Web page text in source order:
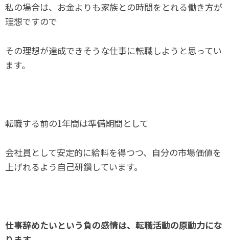
私の場合は、お金よりも家族との時間をとれる働き方が
理想ですので
その理想が達成できそうな仕事に転職しようと思ってい
ます。
転職する前の1年間は準備期間として
会社員として安定的に給料を得つつ、自分の市場価値を
上げれるよう自己研鑽しています。
仕事辞めたいという負の感情は、転職活動の原動力にな